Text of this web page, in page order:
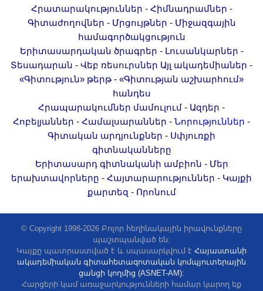
Հրատարակություններ - Հիմնադրամներ -
Գիտաժողովներ - Մրցույթներ - Միջազգային
համագործակցություն
Երիտասարդական ծրագրեր - Լուսանկարներ -
Տեսադարան - Վեբ ռեսուրսներ Այլ ակադեմիաներ -
«Գիտություն» թերթ - «Գիտության աշխարհում»
հանդես
Հրապարակումներ մամուլում - Ազդեր -
Հոբելյաններ - Համալսարաններ - Նորություններ -
Գիտական արդյունքներ - Սփյուռքի
գիտնականները
Երիտասարդ գիտնականի ամբիոն - Մեր
երախտավորները - Հայտարարություններ - Կայքի
քարտեզ - Որոնում
© Copyright 1998-2026 Բոլոր հեղինակային իրավունքները
պաշտպանված են:
Կայքը պատրաստված է և սպասարկվում է Հայաստանի
ակադեմիական գիտահետազոտական կոմպյուտերային
ցանցի կողմից (ASNET-AM):
Հարցերի կամ առաջարկությունների համար կարող եք